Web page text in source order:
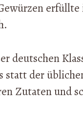
deutschen
statt der
Zutaten und